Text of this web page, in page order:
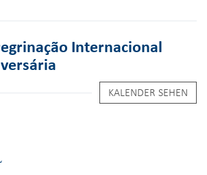
Internacional
KALENDER SEHEN